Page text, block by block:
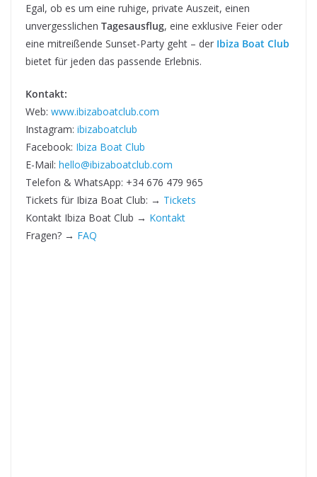
Egal, ob es um eine ruhige, private Auszeit, einen
unvergesslichen Tagesausflug, eine exklusive Feier oder
eine mitreißende Sunset-Party geht – der Ibiza Boat Club
bietet für jeden das passende Erlebnis.
Kontakt:
Web: www.ibizaboatclub.com
Instagram: ibizaboatclub
Facebook: Ibiza Boat Club
E-Mail: hello@ibizaboatclub.com
Telefon & WhatsApp: +34 676 479 965
Tickets für Ibiza Boat Club: → Tickets
Kontakt Ibiza Boat Club → Kontakt
Fragen? → FAQ